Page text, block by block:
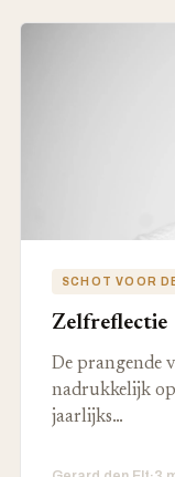
SCHOT VOOR
Zelfreflectie
De prangende
nadrukkelijk
jaarlijks…